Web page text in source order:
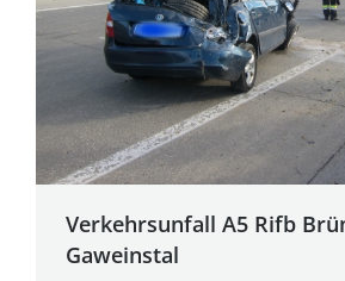
Verkehrsunfall A5 Rifb
Gaweinstal